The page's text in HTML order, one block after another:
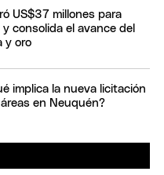
US$37 millones para
consolida el avance del
y oro
implica la nueva licitación
en Neuquén?